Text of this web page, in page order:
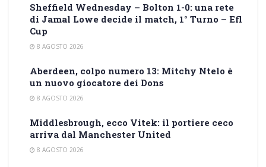
Sheffield Wednesday – Bolton 1-0: una rete
di Jamal Lowe decide il match, 1° Turno – Efl
Cup
8 AGOSTO 2026
Aberdeen, colpo numero 13: Mitchy Ntelo è
un nuovo giocatore dei Dons
8 AGOSTO 2026
Middlesbrough, ecco Vitek: il portiere ceco
arriva dal Manchester United
8 AGOSTO 2026